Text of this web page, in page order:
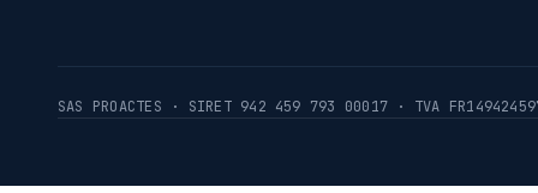
SAS PROACTES · SIRET 942 459 793 00017 · TVA